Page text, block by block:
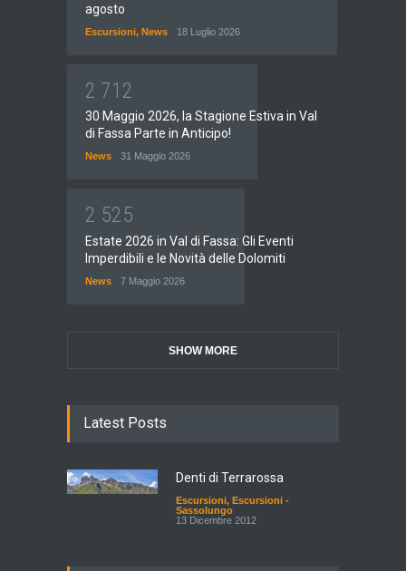
agosto
Escursioni, News 18 Luglio 2026
2 71 2
30 Maggio 2026, la Stagione Estiva in Val
di Fassa Parte in Anticipo!
News 31 Maggio 2026
2 525
Estate 2026 in Val di Fassa: Gli Eventi
Imperdibili e le Novità delle Dolomiti
News 7 Maggio 2026
SHOW MORE
Latest Posts
Denti di Terrarossa
Escursioni, Escursioni -
Sassolungo
13 Dicembre 2012